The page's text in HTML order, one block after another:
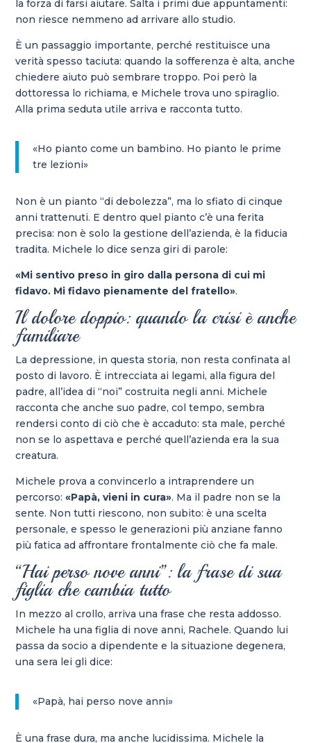
la forza di farsi aiutare. Salta i primi due appuntamenti:
non riesce nemmeno ad arrivare allo studio.
È un passaggio importante, perché restituisce una
verità spesso taciuta: quando la sofferenza è alta, anche
chiedere aiuto può sembrare troppo. Poi però la
dottoressa lo richiama, e Michele trova uno spiraglio.
Alla prima seduta utile arriva e racconta tutto.
«Ho pianto come un bambino. Ho pianto le prime
tre lezioni»
Non è un pianto “di debolezza”, ma lo sfiato di cinque
anni trattenuti. E dentro quel pianto c’è una ferita
precisa: non è solo la gestione dell’azienda, è la fiducia
tradita. Michele lo dice senza giri di parole:
«Mi sentivo preso in giro dalla persona di cui mi
fidavo. Mi fidavo pienamente del fratello».
Il dolore doppio: quando la crisi è anche
familiare
La depressione, in questa storia, non resta confinata al
posto di lavoro. È intrecciata ai legami, alla figura del
padre, all’idea di “noi” costruita negli anni. Michele
racconta che anche suo padre, col tempo, sembra
rendersi conto di ciò che è accaduto: sta male, perché
non se lo aspettava e perché quell’azienda era la sua
creatura.
Michele prova a convincerlo a intraprendere un
percorso:«Papà, vieni in cura». Ma il padre non se la
sente. Non tutti riescono, non subito: è una scelta
personale, e spesso le generazioni più anziane fanno
più fatica ad affrontare frontalmente ciò che fa male.
“Hai perso nove anni”: la frase di sua
figlia che cambia tutto
In mezzo al crollo, arriva una frase che resta addosso.
Michele ha una figlia di nove anni, Rachele. Quando lui
passa da socio a dipendente e la situazione degenera,
una sera lei gli dice:
«Papà, hai perso nove anni»
È una frase dura, ma anche lucidissima. Michele la